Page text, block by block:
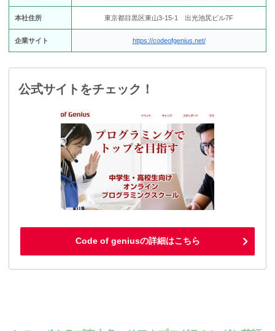
本社住所 東京都目黒区東山3-15-1 出光池尻ビル7F
企業サイト https://codeofgenius.net/
公式サイトをチェック！
Code of geniusの詳細はこちら